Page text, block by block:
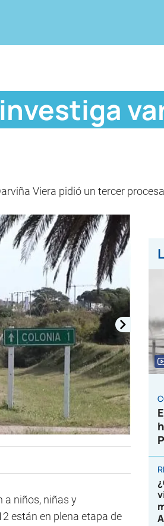
Viera pidió un tercer
a niños, niñas y
están en plena etapa de